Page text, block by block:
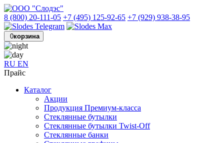
8 (800) 20-111-05 +7 (495) 125-92-65 +7 (929) 938-38-95
0корзина
RU EN
Прайс
Каталог
Акции
Продукция Премиум-класса
Стеклянные бутылки
Стеклянные бутылки Twist-Off
Стеклянные банки